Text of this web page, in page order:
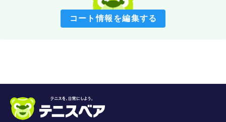
コート情報を編集する